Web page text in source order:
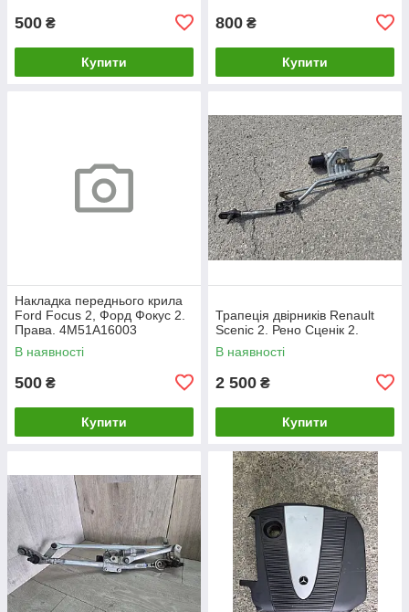
500 ₴
Купити
800 ₴
Купити
Накладка переднього крила
Ford Focus 2, Форд Фокус 2.
Права. 4M51A16003
В наявності
500 ₴
Купити
Трапеція двірників Renault
Scenic 2. Рено Сценік 2.
В наявності
2 500 ₴
Купити